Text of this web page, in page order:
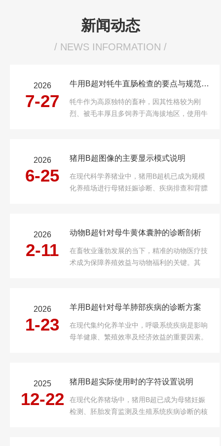
新闻动态
/ NEWS INFORMATION /
2026
7-27
牛用B超对牦牛直肠检查的要点与规范操作
牦牛作为高原独特的畜种，因其性格较为刚
烈、被毛丰厚且多饲养于高海拔地区，使用牛
查前的充分准备设备方面，应选用适合牛只体
型...
2026
6-25
猪用B超图像的主要显示模式说明
在现代科学养猪业中，猪用B超机已成为规模
化养殖场进行母猪妊娠诊断、疾病排查和背膘
多种显示模式，它们各自承担着不同...
2026
2-11
动物B超针对母牛黄体囊肿的诊断剖析
在畜牧业蓬勃发展的当下，精准的动物医疗技
术成为保障养殖效益与动物福利的关键。其
着特殊价值。从原理来讲，B超利用超声波在
生...
2026
1-23
羊用B超针对母羊肺部疾病的诊断方案
在现代集约化养羊业中，呼吸系统疾病是影响
母羊健康、繁殖效率及经济效益的重要因素。
察敏感性低、特异性差，而X射线因设备昂
贵、...
2025
12-22
猪用B超实际使用时的字符设置说明
在现代化养猪场中，猪用B超已成为母猪妊娠
检测、胚胎发育监测及生殖系统疾病诊断的核